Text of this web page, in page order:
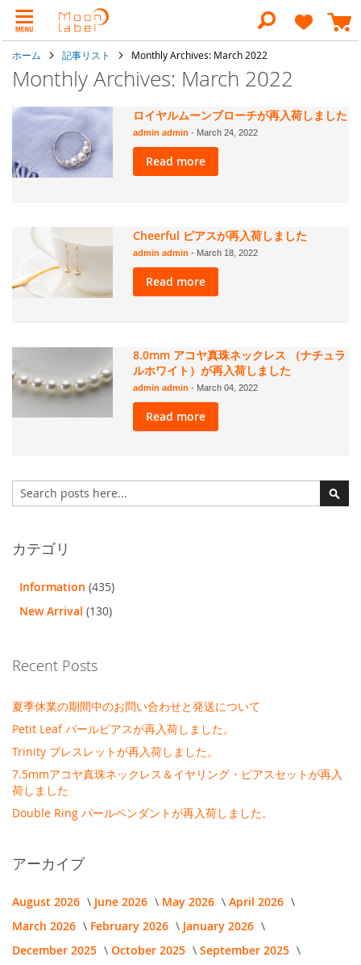
ン
テ
ン
検
索
ホーム 記事リスト Monthly Archives: March 2022
Monthly Archives: March 2022
ロイヤルムーンブローチが再入荷しました
admin admin- March 24, 2022
Read more
Cheerful ピアスが再入荷しました
admin admin- March 18, 2022
Read more
8.0mm アコヤ真珠ネックレス （ナチュラ
ルホワイト）が再入荷しました
admin admin- March 04, 2022
Read more
検
索
カテゴリ
Information (435)
New Arrival (130)
Recent Posts
夏季休業の期間中のお問い合わせと発送について
Petit Leaf パールピアスが再入荷しました。
Trinity ブレスレットが再入荷しました。
7.5mmアコヤ真珠ネックレス＆イヤリング・ピアスセットが再入
荷しました
Double Ring パールペンダントが再入荷しました。
アーカイブ
August 2026 June 2026 May 2026
April 2026
March 2026
February 2026
January 2026
December 2025
October 2025
September 2025